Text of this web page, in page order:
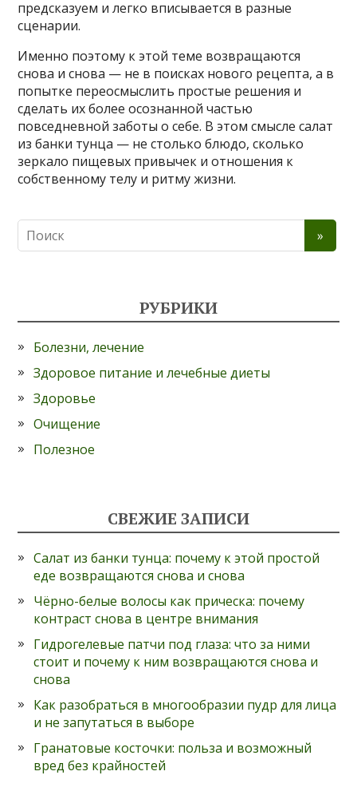
предсказуем и легко вписывается в разные
сценарии.
Именно поэтому к этой теме возвращаются
снова и снова — не в поисках нового рецепта, а в
попытке переосмыслить простые решения и
сделать их более осознанной частью
повседневной заботы о себе. В этом смысле салат
из банки тунца — не столько блюдо, сколько
зеркало пищевых привычек и отношения к
собственному телу и ритму жизни.
РУБРИКИ
Болезни, лечение
Здоровое питание и лечебные диеты
Здоровье
Очищение
Полезное
СВЕЖИЕ ЗАПИСИ
Салат из банки тунца: почему к этой простой
еде возвращаются снова и снова
Чёрно-белые волосы как прическа: почему
контраст снова в центре внимания
Гидрогелевые патчи под глаза: что за ними
стоит и почему к ним возвращаются снова и
снова
Как разобраться в многообразии пудр для лица
и не запутаться в выборе
Гранатовые косточки: польза и возможный
вред без крайностей